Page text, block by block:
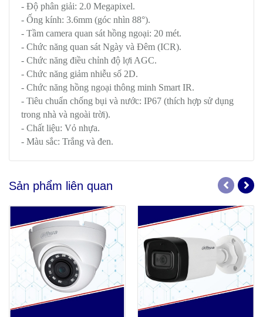
- Độ phân giải: 2.0 Megapixel.
- Ống kính: 3.6mm (góc nhìn 88°).
- Tầm camera quan sát hồng ngoại: 20 mét.
- Chức năng quan sát Ngày và Đêm (ICR).
- Chức năng điều chỉnh độ lợi AGC.
- Chức năng giảm nhiễu số 2D.
- Chức năng hồng ngoại thông minh Smart IR.
- Tiêu chuẩn chống bụi và nước: IP67 (thích hợp sử dụng
trong nhà và ngoài trời).
- Chất liệu: Vỏ nhựa.
- Màu sắc: Trắng và đen.
Sản phẩm liên quan